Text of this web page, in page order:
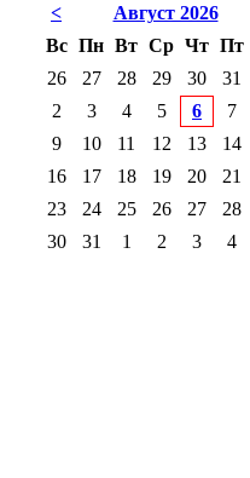
<
Август 2026
Вс Пн Вт Ср Чт Пт
26
27 28 29 30 31
2
3 4 5 6 7
9
10 11 12 13 14
16
17 18 19 20 21
23
24 25 26 27 28
30
31 1 2 3 4